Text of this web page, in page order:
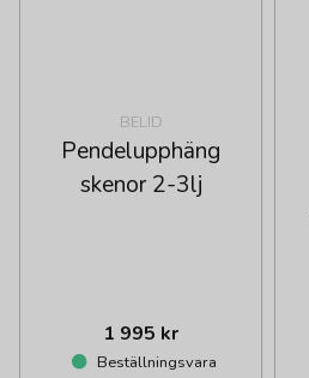
BELID
Pendelupphäng
skenor 2-3lj
1 995 kr
Beställningsvara